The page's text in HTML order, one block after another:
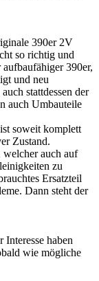
390er 2V
so richtig und
390er,
und neu
stattdessen der
auch Umbauteile
soweit komplett
Zustand.
auch auf
zu
Ersatzteil
Dann steht der
Interesse haben
wie mögliche